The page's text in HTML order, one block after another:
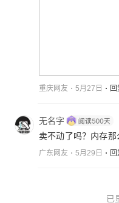
重庆网友 5月27日 回
无名字
卖不动了吗？内存那
广东网友 5月29日 回
已